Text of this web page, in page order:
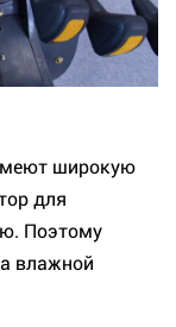
широкую
для
Поэтому
влажной